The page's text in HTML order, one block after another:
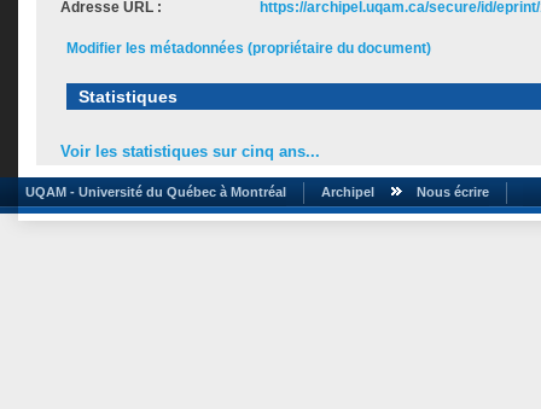
Adresse URL :
https://archipel.uqam.ca/secure/id/
Modifier les métadonnées (propriétaire du document)
Statistiques
Voir les statistiques sur cinq ans...
UQAM - Université du Québec à Montréal Archipel Nous écrire